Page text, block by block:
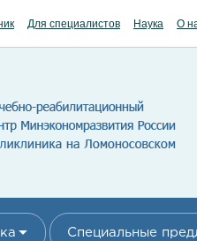
Для специалистов Наука О
Специальные